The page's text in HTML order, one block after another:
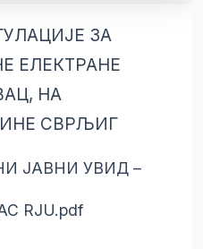
ЗА
ЕЛЕКТРАНЕ
НА
СВРЉИГ
ЈАВНИ УВИД –
RJU.pdf